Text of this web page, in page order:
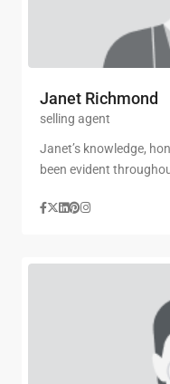
Janet Richmond
selling agent
Janet’s knowledge,
been evident